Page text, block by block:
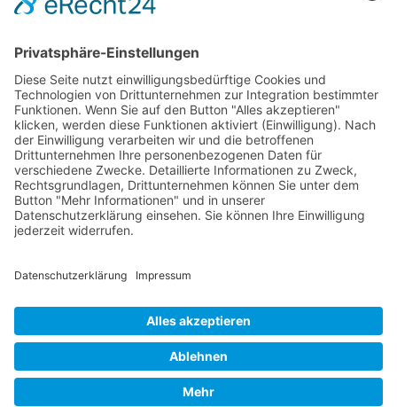
RLSO Minikalender
August 2026
Mo Di Mi Do Fr Sa
So
3127 28 29 30 31 1
2
3310 11 12
26 27 28
3